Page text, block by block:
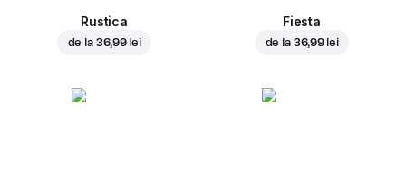
Rustica
de la 36,99 lei
Fiesta
de la 36,99 lei